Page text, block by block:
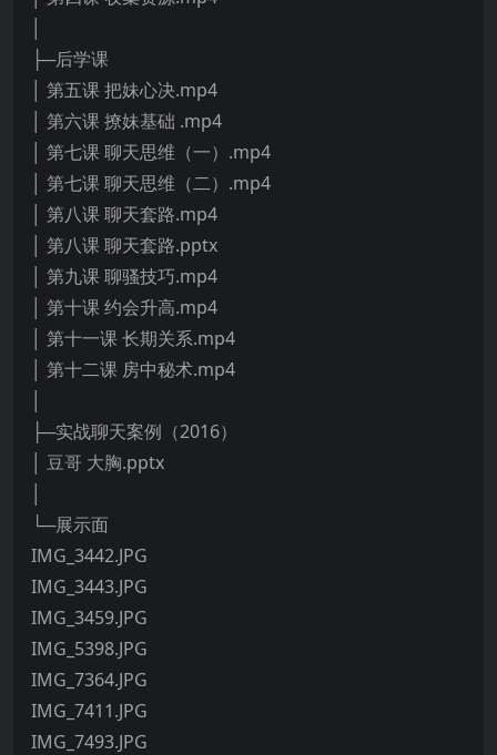
├─后学课
│ 第五课 把妹心决.mp4
│ 第六课 撩妹基础 .mp4
│ 第七课 聊天思维（一）.mp4
│ 第七课 聊天思维（二）.mp4
│ 第八课 聊天套路.mp4
│ 第八课 聊天套路.pptx
│ 第九课 聊骚技巧.mp4
│ 第十课 约会升高.mp4
│ 第十一课 长期关系.mp4
│ 第十二课 房中秘术.mp4
├─实战聊天案例（2016）
│ 豆哥 大胸.pptx
└─展示面
IMG_3442.JPG
IMG_3443.JPG
IMG_3459.JPG
IMG_5398.JPG
IMG_7364.JPG
IMG_7411.JPG
IMG_7493.JPG